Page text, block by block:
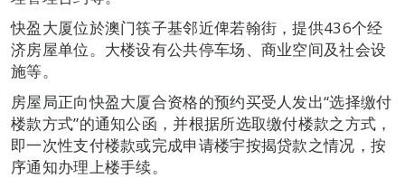
快盈大厦位於澳门筷子基邻近俾若翰街，提供436个经
济房屋单位。大楼设有公共停车场、商业空间及社会设
施等。
房屋局正向快盈大厦合资格的预约买受人发出“选择缴付
楼款方式”的通知公函，并根据所选取缴付楼款之方式，
即一次性支付楼款或完成申请楼宇按揭贷款之情况，按
序通知办理上楼手续。